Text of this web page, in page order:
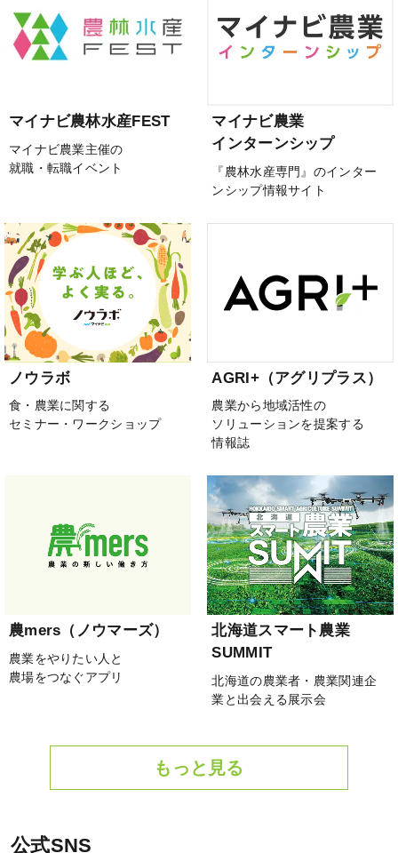
マイナビ農林水産FEST
マイナビ農業主催の
就職・転職イベント
マイナビ農業
インターンシップ
『農林水産専門』のインター
ンシップ情報サイト
ノウラボ
食・農業に関する
セミナー・ワークショップ
AGRI+（アグリプラス）
農業から地域活性の
ソリューションを提案する
情報誌
農mers（ノウマーズ）
農業をやりたい人と
農場をつなぐアプリ
北海道スマート農業
SUMMIT
北海道の農業者・農業関連企
業と出会える展示会
もっと見る
公式SNS